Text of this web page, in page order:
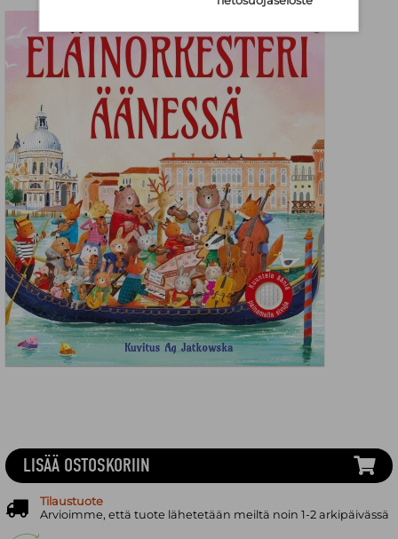
LISÄÄ OSTOSKORIIN
Tilaustuote
Arvioimme, että tuote lähetetään meiltä noin 1-2 arkipäivässä